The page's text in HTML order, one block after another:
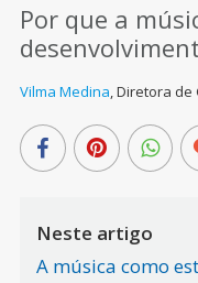
Por que a
Vilma Medina,Diretora de
Neste artigo
A música como